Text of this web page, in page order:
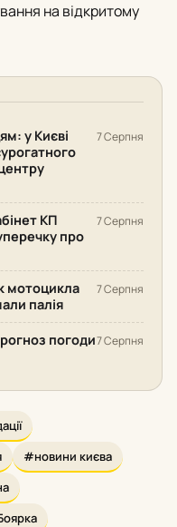
на відкритому
у Києві
7 Серпня
КП
про
7 Серпня
мотоцикла
палія
7 Серпня
погоди7 Серпня
#новини києва